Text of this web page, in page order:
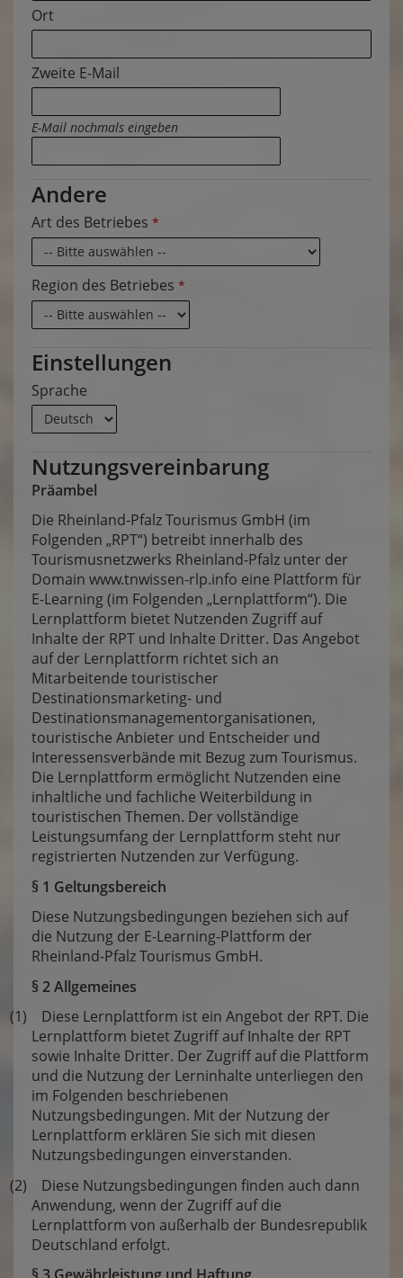
Ort
Zweite E-Mail
E-Mail nochmals eingeben
Andere
Art des Betriebes *
Region des Betriebes *
Einstellungen
Sprache
Nutzungsvereinbarung
Präambel
Die Rheinland-Pfalz Tourismus GmbH (im
Folgenden „RPT“) betreibt innerhalb des
Tourismusnetzwerks Rheinland-Pfalz unter der
Domain www.tnwissen-rlp.info eine Plattform für
E-Learning (im Folgenden „Lernplattform“). Die
Lernplattform bietet Nutzenden Zugriff auf
Inhalte der RPT und Inhalte Dritter. Das Angebot
auf der Lernplattform richtet sich an
Mitarbeitende touristischer
Destinationsmarketing- und
Destinationsmanagementorganisationen,
touristische Anbieter und Entscheider und
Interessensverbände mit Bezug zum Tourismus.
Die Lernplattform ermöglicht Nutzenden eine
inhaltliche und fachliche Weiterbildung in
touristischen Themen. Der vollständige
Leistungsumfang der Lernplattform steht nur
registrierten Nutzenden zur Verfügung.
§ 1 Geltungsbereich
Diese Nutzungsbedingungen beziehen sich auf
die Nutzung der E-Learning-Plattform der
Rheinland-Pfalz Tourismus GmbH.
§ 2 Allgemeines
(1) Diese Lernplattform ist ein Angebot der RPT. Die
Lernplattform bietet Zugriff auf Inhalte der RPT
sowie Inhalte Dritter. Der Zugriff auf die Plattform
und die Nutzung der Lerninhalte unterliegen den
im Folgenden beschriebenen
Nutzungsbedingungen. Mit der Nutzung der
Lernplattform erklären Sie sich mit diesen
Nutzungsbedingungen einverstanden.
(2) Diese Nutzungsbedingungen finden auch dann
Anwendung, wenn der Zugriff auf die
Lernplattform von außerhalb der Bundesrepublik
Deutschland erfolgt.